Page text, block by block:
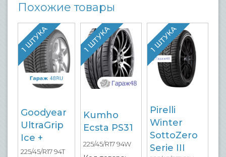
Похожие товары
1 ШТУКА
Goodyear
UltraGrip
Ice +
225/45/R17 94T
1 ШТУКА
Kumho
Ecsta PS31
225/45/R17 94W
1 ШТУКА
Pirelli
Winter
SottoZero
Serie III